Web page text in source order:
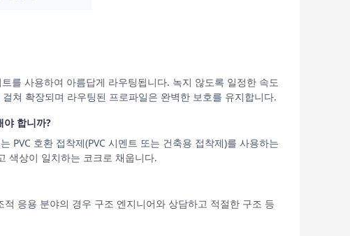
를 사용하여 아름답게 라우팅됩니다. 녹지 않도록 일정한 속도
쳐 확장되며 라우팅된 프로파일은 완벽한 보호를 유지합니다.
야 합니까?
PVC 호환 접착제(PVC 시멘트 또는 건축용 접착제)를 사용하는
색상이 일치하는 코크로 채웁니다.
응용 분야의 경우 구조 엔지니어와 상담하고 적절한 구조 등